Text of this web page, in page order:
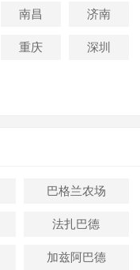
南昌 济南
重庆 深圳
巴格兰农场
法扎巴德
加兹阿巴德